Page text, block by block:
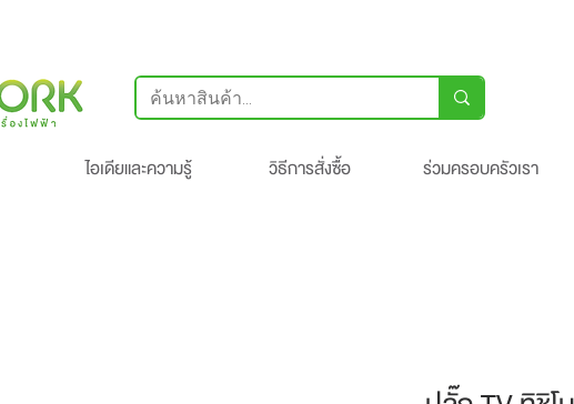
ไอเดียและความรู้ วิธีการสั่งซื้อ ร่วมครอบครัวเรา